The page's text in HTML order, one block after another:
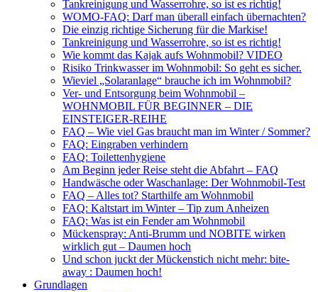
Tankreinigung und Wasserrohre, so ist es richtig!
WOMO-FAQ: Darf man überall einfach übernachten?
Die einzig richtige Sicherung für die Markise!
Tankreinigung und Wasserrohre, so ist es richtig!
Wie kommt das Kajak aufs Wohnmobil? VIDEO
Risiko Trinkwasser im Wohnmobil: So geht es sicher.
Wieviel „Solaranlage“ brauche ich im Wohnmobil?
Ver- und Entsorgung beim Wohnmobil –
WOHNMOBIL FÜR BEGINNER – DIE
EINSTEIGER-REIHE
FAQ – Wie viel Gas braucht man im Winter / Sommer?
FAQ: Eingraben verhindern
FAQ: Toilettenhygiene
Am Beginn jeder Reise steht die Abfahrt – FAQ
Handwäsche oder Waschanlage: Der Wohnmobil-Test
FAQ – Alles tot? Starthilfe am Wohnmobil
FAQ: Kaltstart im Winter – Tip zum Anheizen
FAQ: Was ist ein Fender am Wohnmobil
Mückenspray: Anti-Brumm und NOBITE wirken
wirklich gut – Daumen hoch
Und schon juckt der Mückenstich nicht mehr: bite-
away : Daumen hoch!
Grundlagen